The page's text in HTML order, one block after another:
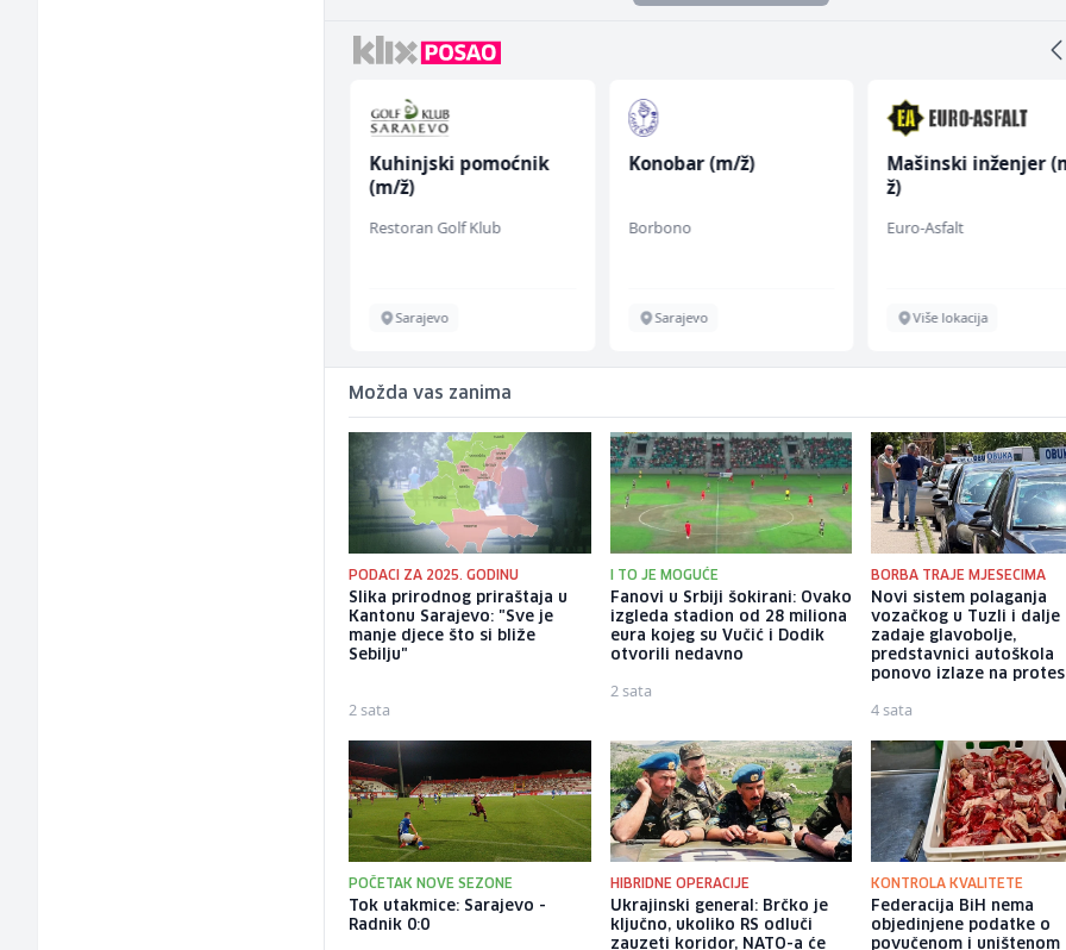
Kuhinjski pomoćnik
(m/ž)
Restoran Golf Klub
Sarajevo
Konobar (m/ž)
Borbono
Sarajevo
Mašinski inženjer
ž)
Euro-Asfalt
Više lokacija
Možda vas zanima
PODACI ZA 2025. GODINU
Slika prirodnog priraštaja u
Kantonu Sarajevo: "Sve je
manje djece što si bliže
Sebilju"
2 sata
I TO JE MOGUĆE
Fanovi u Srbiji šokirani: Ovako
izgleda stadion od 28 miliona
eura kojeg su Vučić i Dodik
otvorili nedavno
2 sata
BORBA TRAJE MJESECIMA
Novi sistem polaganja
vozačkog u Tuzli i dalje
zadaje glavobolje,
predstavnici autoškola
ponovo izlaze na
4 sata
POČETAK NOVE SEZONE
Tok utakmice: Sarajevo -
Radnik 0:0
HIBRIDNE OPERACIJE
Ukrajinski general: Brčko je
ključno, ukoliko RS odluči
zauzeti koridor, NATO-a će
KONTROLA KVALITETE
Federacija BiH nema
objedinjene podatke o
povučenom i uništenom